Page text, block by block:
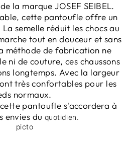
la marque JOSEF SEIBEL.
cette pantoufle offre un
semelle réduit les chocs au
tout en douceur et sans
méthode de fabrication ne
ni de couture, ces chaussons
longtemps. Avec la largeur
très confortables pour les
normaux.
pantoufle s'accordera à
envies du quotidien.